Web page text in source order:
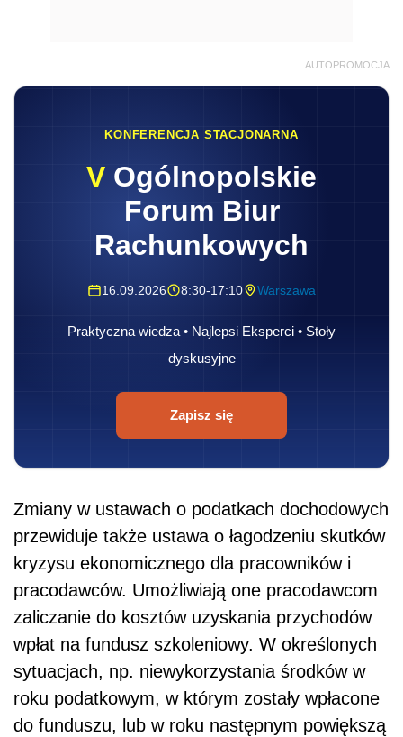
AUTOPROMOCJA
KONFERENCJA STACJONARNA
V Ogólnopolskie
Forum Biur
Rachunkowych
16.09.2026 8:30-17:10 Warszawa
Praktyczna wiedza • Najlepsi Eksperci • Stoły
dyskusyjne
Zapisz się
Zmiany w ustawach o podatkach dochodowych
przewiduje także ustawa o łagodzeniu skutków
kryzysu ekonomicznego dla pracowników i
pracodawców. Umożliwiają one pracodawcom
zaliczanie do kosztów uzyskania przychodów
wpłat na fundusz szkoleniowy. W określonych
sytuacjach, np. niewykorzystania środków w
roku podatkowym, w którym zostały wpłacone
do funduszu, lub w roku następnym powiększą